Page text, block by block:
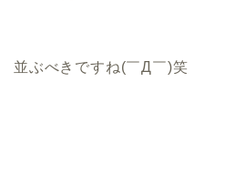
並ぶべきですね(￣Д￣)笑